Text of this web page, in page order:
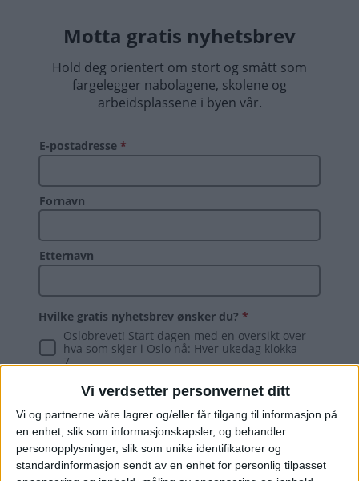
Vi verdsetter personvernet ditt
Vi og partnerne våre lagrer og/eller får tilgang til informasjon på
en enhet, slik som informasjonskapsler, og behandler
personopplysninger, slik som unike identifikatorer og
standardinformasjon sendt av en enhet for personlig tilpasset